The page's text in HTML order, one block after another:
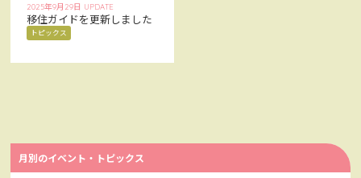
2025年9月29日 UPDATE
移住ガイドを更新しました
トピックス
月別のイベント・トピックス